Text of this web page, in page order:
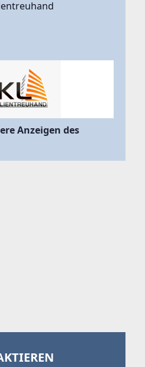
Anzeigen des